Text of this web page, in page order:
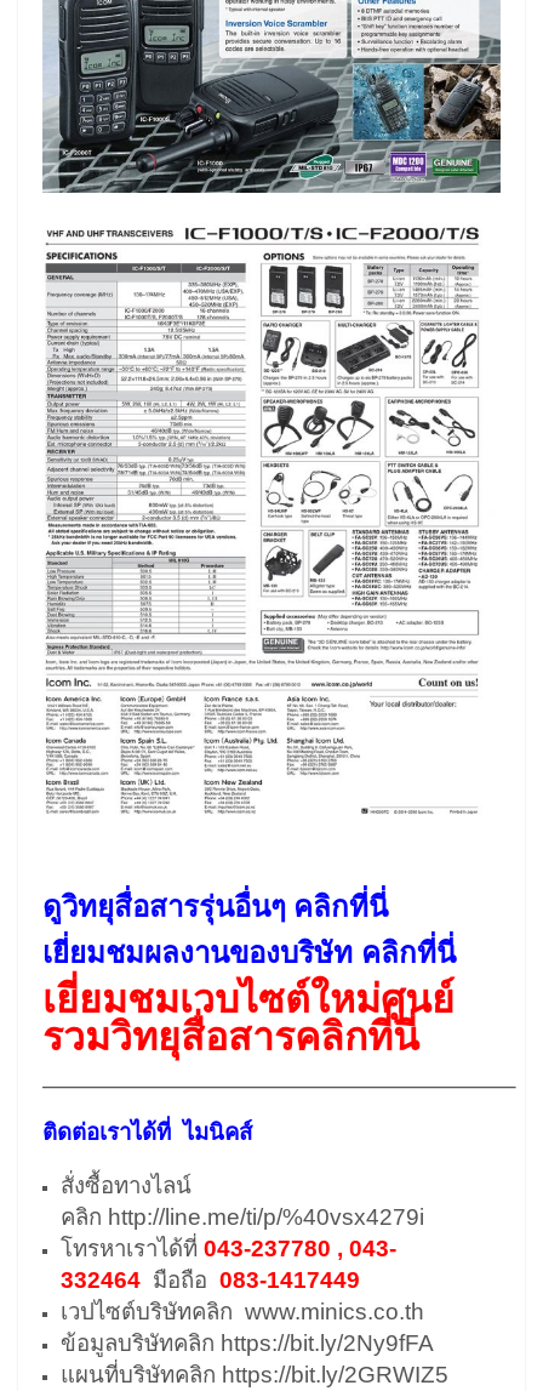
ดูวิทยุสื่อสารรุ่นอื่นๆ คลิกที่นี่
เยี่ยมชมผลงานของบริษัท คลิกที่นี่
เยี่ยมชมเวบไซต์ใหม่ศูนย์
รวมวิทยุสื่อสารคลิกที่นี่
————————————————————–
ติดต่อเราได้ที่ ไมนิคส์
สั่งซื้อทางไลน์
คลิก http://line.me/ti/p/%40vsx4279i
โทรหาเราได้ที่ 043-237780 , 043-
332464 มือถือ 083-1417449
เวปไซต์บริษัทคลิก www.minics.co.th
ข้อมูลบริษัทคลิก https://bit.ly/2Ny9fFA
แผนที่บริษัทคลิก https://bit.ly/2GRWIZ5